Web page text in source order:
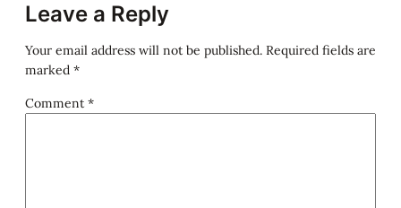
Leave a Reply
Your email address will not be published. Required fields are
marked *
Comment *